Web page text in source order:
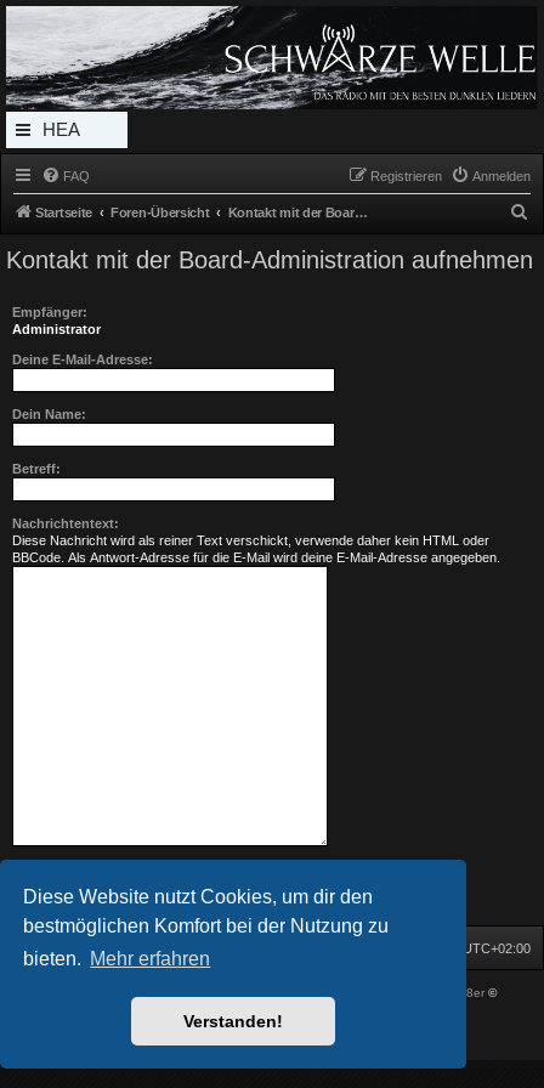
Diese Website nutzt Cookies, um dir den
bestmöglichen Komfort bei der Nutzung zu
bieten. Mehr erfahren
Verstanden!
Radio Schwarze Welle Forum
Das Radio mit den Besten Dunklen Liedern
HEA
DERL
MEN
U
FAQ Anmelden
Registrieren
Startseite Foren-Übersicht Kontakt mit der Board-Administration aufnehmen
c
Kontakt mit der Board-Administration aufnehmen
Empfänger:
Administrator
Deine E-Mail-Adresse:
Dein Name:
Betreff:
Nachrichtentext:
Diese Nachricht wird als reiner Text verschickt, verwende daher kein HTML oder
BBCode. Als Antwort-Adresse für die E-Mail wird deine E-Mail-Adresse angegeben.
Startseite Foren-Übersicht UTC+02:00
Prosk8er©
Deutsche Übersetzung durch